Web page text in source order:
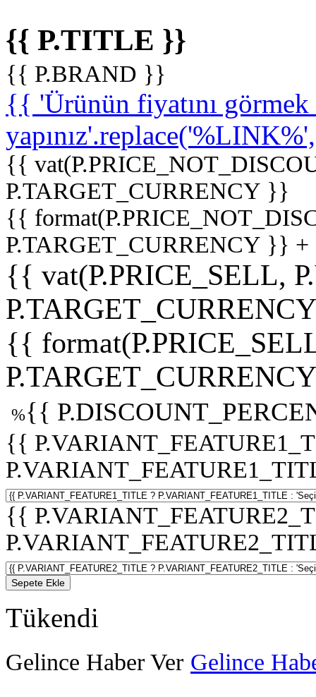
{{ P.TITLE }}
{{ P.BRAND }}
{{ 'Ürünün fiyatını
{{
P.TARGET_CURRENCY }}
{{
P.TARGET_CURRENCY }}
{{ vat(P.PRICE_SELL,
{{
%{{
{{
{{
Sepete Ekle
Tükendi
Gelince Haber Ver Gelince